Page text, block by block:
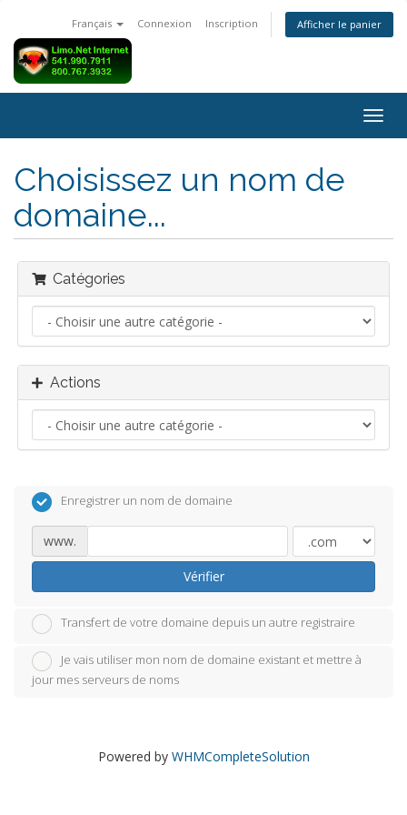
Français Connexion Inscription Afficher le panier
la
Choisissez un nom de
domaine...
Catégories
Actions
Enregistrer un nom de domaine
www.
Vérifier
Transfert de votre domaine depuis un autre registraire
Je vais utiliser mon nom de domaine existant et mettre à
jour mes serveurs de noms
Powered by WHMCompleteSolution